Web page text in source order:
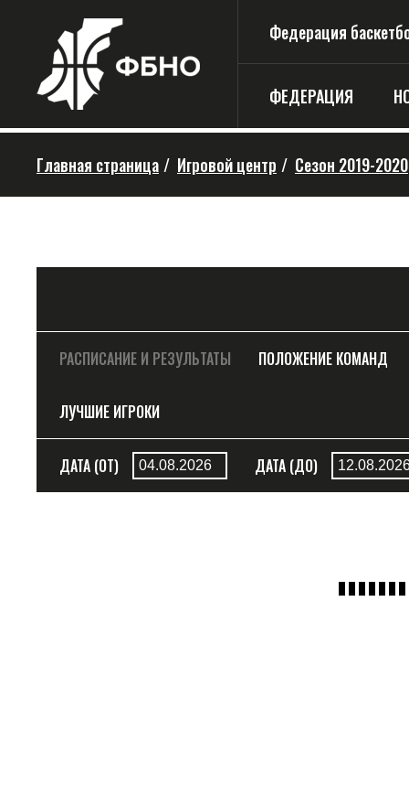
Федерация
ФЕДЕРАЦИЯ
Главная страница / Игровой центр / Сезон 2019-2020
РАСПИСАНИЕ И РЕЗУЛЬТАТЫ ПОЛОЖЕНИЕ КОМАНД
ЛУЧШИЕ ИГРОКИ
ДАТА (ОТ) ДАТА (ДО)